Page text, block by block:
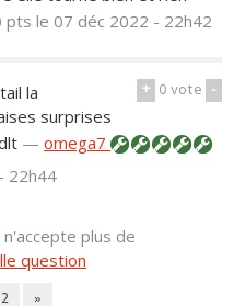
ptsle 07 déc 2022 - 22h42
+ 0vote -
la
surprises
—omega7
22h44
plus de
question
2 »